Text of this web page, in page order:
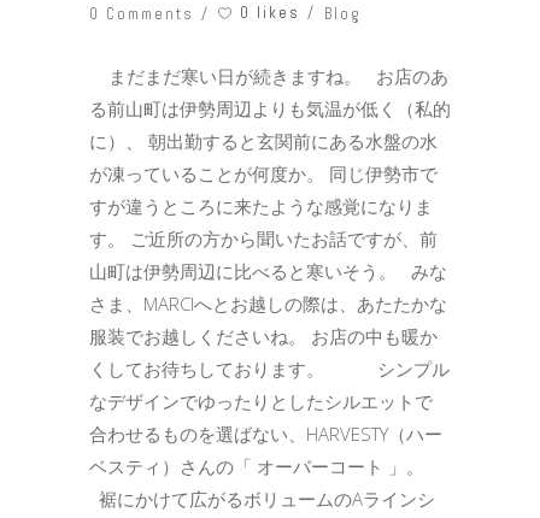
0 Comments
0 likes Blog
まだまだ寒い日が続きますね。 お店のあ
る前山町は伊勢周辺よりも気温が低く（私的
に）、 朝出勤すると玄関前にある水盤の水
が凍っていることが何度か。 同じ伊勢市で
すが違うところに来たような感覚になりま
す。 ご近所の方から聞いたお話ですが、前
山町は伊勢周辺に比べると寒いそう。 みな
さま、MARCIへとお越しの際は、あたたかな
服装でお越しくださいね。 お店の中も暖か
くしてお待ちしております。 シンプル
なデザインでゆったりとしたシルエットで
合わせるものを選ばない、HARVESTY（ハー
ベスティ）さんの「 オーバーコート 」。
裾にかけて広がるボリュームのAラインシ